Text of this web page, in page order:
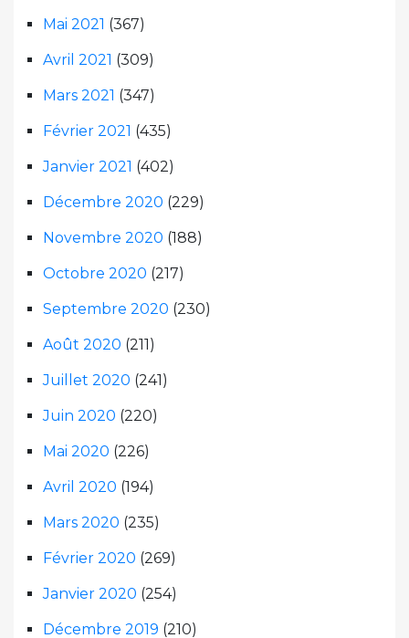
Mai 2021 (367)
Avril 2021 (309)
Mars 2021 (347)
Février 2021 (435)
Janvier 2021 (402)
Décembre 2020 (229)
Novembre 2020 (188)
Octobre 2020 (217)
Septembre 2020 (230)
Août 2020 (211)
Juillet 2020 (241)
Juin 2020 (220)
Mai 2020 (226)
Avril 2020 (194)
Mars 2020 (235)
Février 2020 (269)
Janvier 2020 (254)
Décembre 2019 (210)